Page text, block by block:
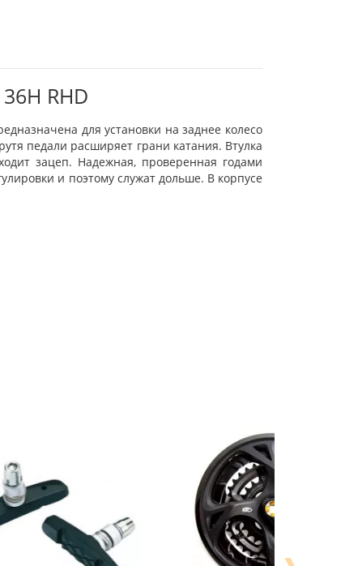
RHD
для установки на заднее колесо
педали расширяет грани катания. Втулка
зацеп. Надежная, проверенная годами
и поэтому служат дольше. В корпусе